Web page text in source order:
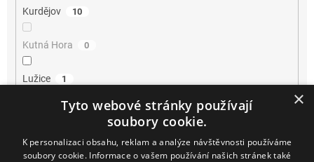
Kurdějov 10
Kutná Hora 0
Lužice 1
2
Mikulov 13
×
Tyto webové stránky používají
soubory cookie.
K personalizaci obsahu, reklam a analýze návštěvnosti používáme
soubory cookie. Informace o vašem používání našich stránek také